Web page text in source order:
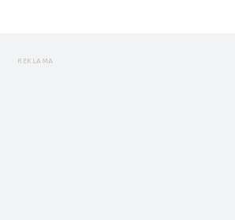
REKLAMA